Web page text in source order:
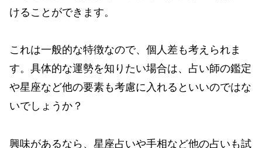
けることができます。
これは一般的な特徴なので、個人差も考えられま
す。具体的な運勢を知りたい場合は、占い師の鑑定
や星座など他の要素も考慮に入れるといいのではな
いでしょうか？
興味があるなら、星座占いや手相など他の占いも試